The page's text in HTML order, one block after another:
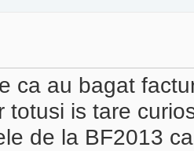
ca au bagat
totusi is tare
de la BF2013